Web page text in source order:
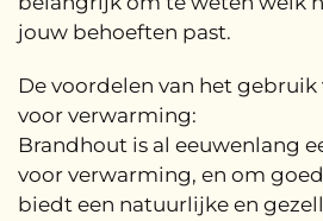
jouw behoeften past.
De voordelen van het
voor verwarming:
Brandhout is al eeuwenlang
voor verwarming, en om
biedt een natuurlijke en